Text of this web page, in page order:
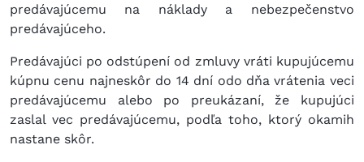
predávajúcemu na náklady a nebezpečenstvo
predávajúceho.
Predávajúci po odstúpení od zmluvy vráti kupujúcemu
kúpnu cenu najneskôr do 14 dní odo dňa vrátenia veci
predávajúcemu alebo po preukázaní, že kupujúci
zaslal vec predávajúcemu, podľa toho, ktorý okamih
nastane skôr.